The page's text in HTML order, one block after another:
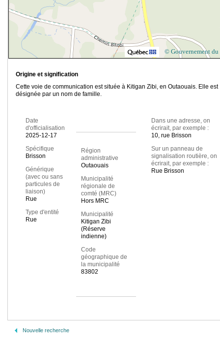
© Gouvernement du
Origine et signification
Cette voie de communication est située à Kitigan Zibi, en Outaouais. Elle est
désignée par un nom de famille.
Date
d'officialisation
2025-12-17
Spécifique
Brisson
Générique
(avec ou sans
particules de
liaison)
Rue
Type d'entité
Rue
Région
administrative
Outaouais
Municipalité
régionale de
comté (MRC)
Hors MRC
Municipalité
Kitigan Zibi
(Réserve
indienne)
Code
géographique de
la municipalité
83802
Dans une adresse, on
écrirait, par exemple :
10, rue Brisson
Sur un panneau de
signalisation routière, on
écrirait, par exemple :
Rue Brisson
Nouvelle recherche